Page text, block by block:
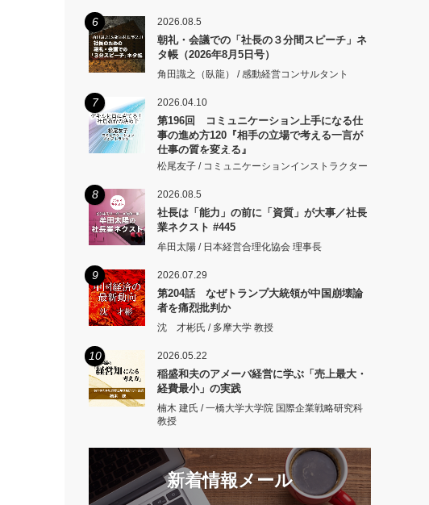
6 2026.08.5
朝礼・会議での「社長の３分間スピーチ」ネ
タ帳（2026年8月5日号）
角田識之（臥龍） / 感動経営コンサルタント
7 2026.04.10
第196回 コミュニケーション上手になる仕
事の進め方120『相手の立場で考える一言が
仕事の質を変える』
松尾友子 / コミュニケーションインストラクター
8 2026.08.5
社長は「能力」の前に「資質」が大事／社長
業ネクスト #445
牟田太陽 / 日本経営合理化協会 理事長
9 2026.07.29
第204話 なぜトランプ大統領が中国崩壊論
者を痛烈批判か
沈 才彬氏 / 多摩大学 教授
10 2026.05.22
稲盛和夫のアメーバ経営に学ぶ「売上最大・
経費最小」の実践
楠木 建氏 / 一橋大学大学院 国際企業戦略研究科
教授
新着情報メール